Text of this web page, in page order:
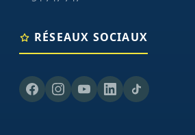
RÉSEAUX SOCIAUX